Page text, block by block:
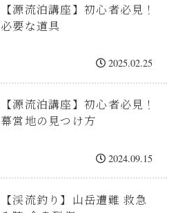
【源流泊講座】初心者必見！
必要な道具
2025.02.25
【源流泊講座】初心者必見！
幕営地の見つけ方
2024.09.15
【渓流釣り】山岳遭難 救急